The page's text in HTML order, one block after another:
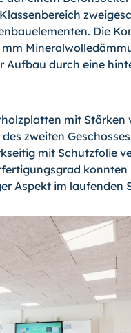
Die
durch eine
mit Stärken
zweiten
mit Schutzfolie
konnten
Aspekt im laufenden